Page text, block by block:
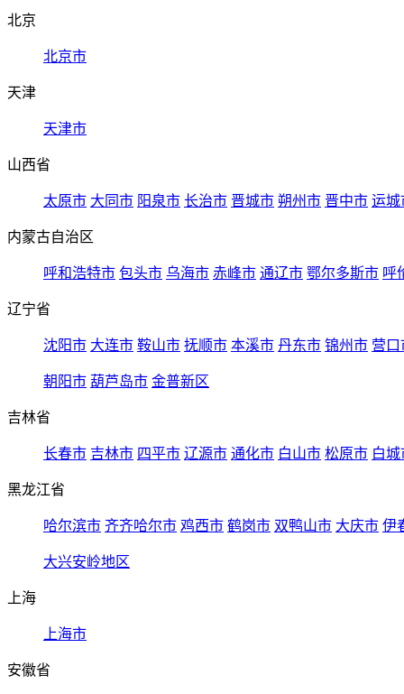
北京
北京市
天津
天津市
山西省
太原市 大同市 阳泉市 长治市 晋城市 朔州市 晋中市 运城
内蒙古自治区
呼和浩特市 包头市 乌海市 赤峰市 通辽市 鄂尔多斯市 呼
辽宁省
沈阳市 大连市 鞍山市 抚顺市 本溪市 丹东市 锦州市 营口
朝阳市 葫芦岛市 金普新区
吉林省
长春市 吉林市 四平市 辽源市 通化市 白山市 松原市 白城
黑龙江省
哈尔滨市 齐齐哈尔市 鸡西市 鹤岗市 双鸭山市 大庆市 伊
大兴安岭地区
上海
上海市
安徽省